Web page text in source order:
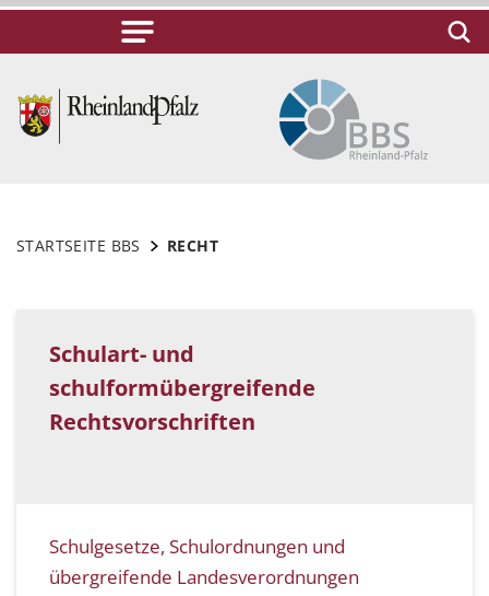
STARTSEITE BBS RECHT
Schulart- und
schulformübergreifende
Rechtsvorschriften
Schulgesetze, Schulordnungen und
übergreifende Landesverordnungen